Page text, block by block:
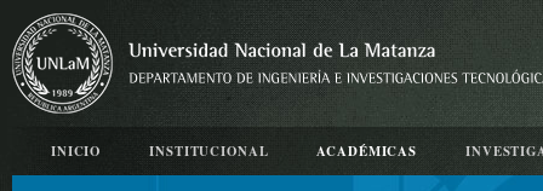
INICIO INSTITUCIONAL ACADÉMICAS